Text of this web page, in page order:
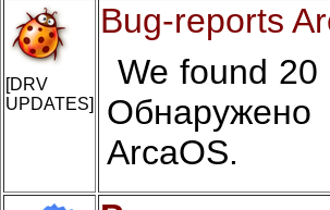
[DRV
UPDATES]
Bug-reports
We found
ArcaOS.